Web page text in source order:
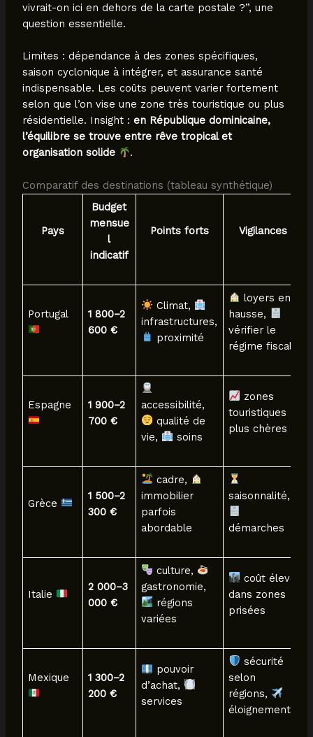
vivrait-on ici en dehors de la carte postale ?”, une
question essentielle.
Limites : dépendance à des zones spécifiques,
saison cyclonique à intégrer, et assurance santé
indispensable. Les coûts peuvent varier fortement
selon que l’on vise une zone très touristique ou plus
résidentielle. Insight : en République dominicaine,
l’équilibre se trouve entre rêve tropical et
organisation solide
.
Comparatif des destinations (tableau synthétique)
Pays
Budget
mensue
l
indicatif
Points forts Vigilances
Portugal
1 800–2
600 €
Climat,
infrastructures,
proximité
loyers en
hausse,
vérifier le
régime fiscal
Espagne
1 900–2
700 €
accessibilité,
qualité de
vie,
soins
zones
touristiques
plus chères
Grèce
1 500–2
300 €
cadre,
immobilier
parfois
abordable
saisonnalité,
démarches
Italie
2 000–3
000 €
culture,
gastronomie,
régions
variées
coût élevé
dans zones
prisées
Mexique
1 300–2
200 €
pouvoir
d’achat,
services
sécurité
selon
régions,
éloignement